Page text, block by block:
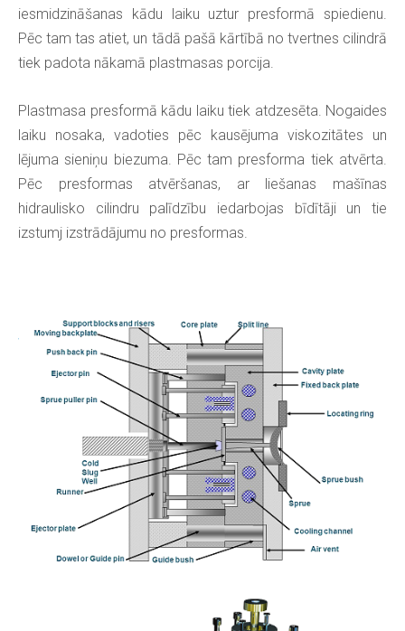
iesmidzināšanas kādu laiku uztur presformā spiedienu.
Pēc tam tas atiet, un tādā pašā kārtībā no tvertnes cilindrā
tiek padota nākamā plastmasas porcija.
Plastmasa presformā kādu laiku tiek atdzesēta. Nogaides
laiku nosaka, vadoties pēc kausējuma viskozitātes un
lējuma sieniņu biezuma. Pēc tam presforma tiek atvērta.
Pēc presformas atvēršanas, ar liešanas mašīnas
hidraulisko cilindru palīdzību iedarbojas bīdītāji un tie
izstumj izstrādājumu no presformas.